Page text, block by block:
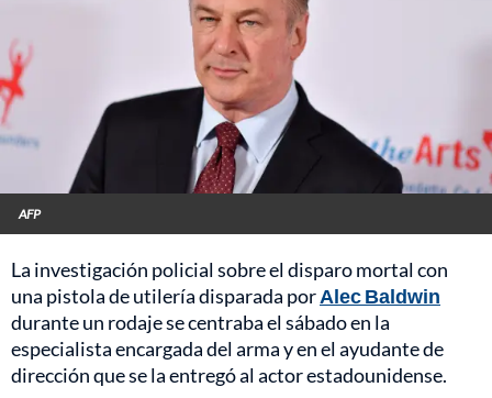
AFP
La investigación policial sobre el disparo mortal con
una pistola de utilería disparada porAlec Baldwin
durante un rodaje se centraba el sábado en la
especialista encargada del arma y en el ayudante de
dirección que se la entregó al actor estadounidense.